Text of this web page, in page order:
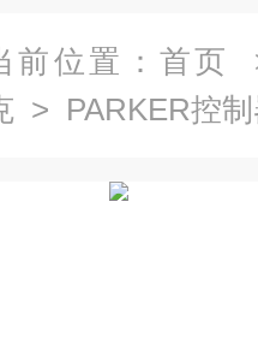
前位置： 首页
> PARKER控